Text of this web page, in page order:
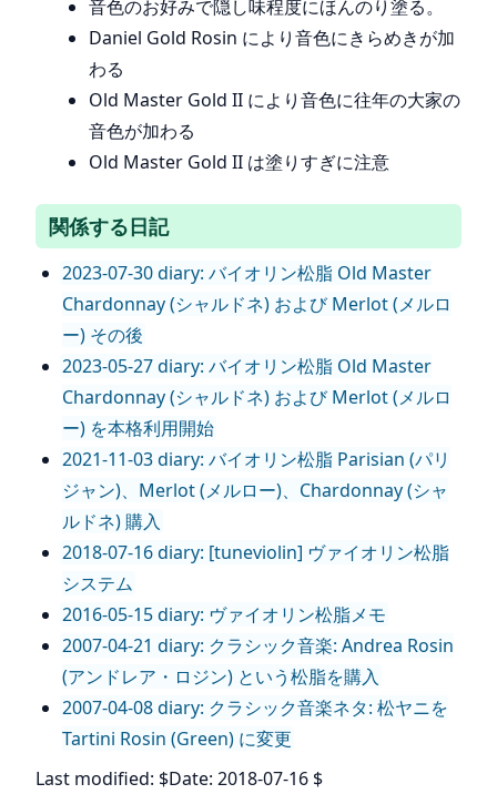
音色のお好みで隠し味程度にほんのり塗る。
Daniel Gold Rosin により音色にきらめきが加
わる
Old Master Gold II により音色に往年の大家の
音色が加わる
Old Master Gold II は塗りすぎに注意
関係する日記
2023-07-30 diary: バイオリン松脂 Old Master
Chardonnay (シャルドネ) および Merlot (メルロ
ー) その後
2023-05-27 diary: バイオリン松脂 Old Master
Chardonnay (シャルドネ) および Merlot (メルロ
ー) を本格利用開始
2021-11-03 diary: バイオリン松脂 Parisian (パリ
ジャン)、Merlot (メルロー)、Chardonnay (シャ
ルドネ) 購入
2018-07-16 diary: [tuneviolin] ヴァイオリン松脂
システム
2016-05-15 diary: ヴァイオリン松脂メモ
2007-04-21 diary: クラシック音楽: Andrea Rosin
(アンドレア・ロジン) という松脂を購入
2007-04-08 diary: クラシック音楽ネタ: 松ヤニを
Tartini Rosin (Green) に変更
Last modified: $Date: 2018-07-16 $